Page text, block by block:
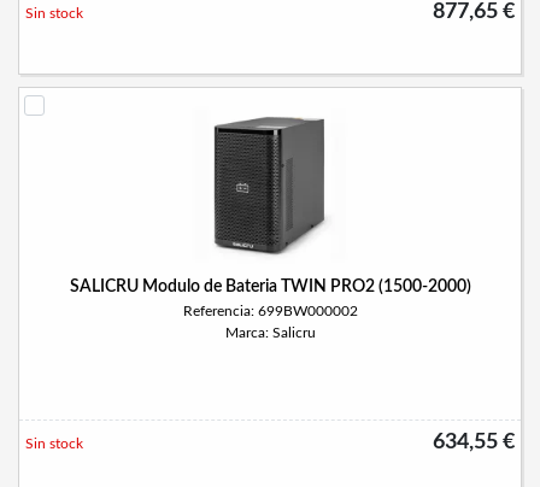
877,65 €
Sin stock
SALICRU Modulo de Bateria TWIN PRO2 (1500-2000)
Referencia: 699BW000002
Marca: Salicru
634,55 €
Sin stock